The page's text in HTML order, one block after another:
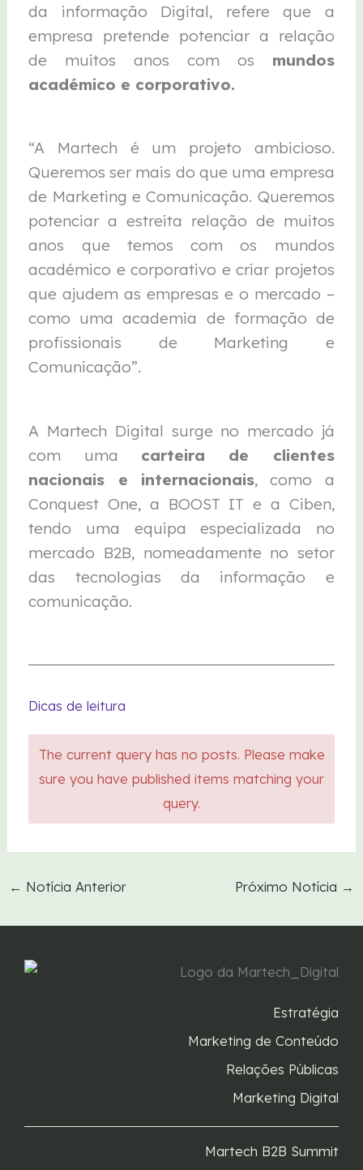
da informação Digital, refere que a
empresa pretende potenciar a relação
de muitos anos com os mundos
académico e corporativo.
“A Martech é um projeto ambicioso.
Queremos ser mais do que uma empresa
de Marketing e Comunicação. Queremos
potenciar a estreita relação de muitos
anos que temos com os mundos
académico e corporativo e criar projetos
que ajudem as empresas e o mercado –
como uma academia de formação de
profissionais de Marketing e
Comunicação”.
A Martech Digital surge no mercado já
com uma carteira de clientes
nacionais e internacionais, como a
Conquest One, a BOOST IT e a Ciben,
tendo uma equipa especializada no
mercado B2B, nomeadamente no setor
das tecnologias da informação e
comunicação.
Dicas de leitura
The current query has no posts. Please make
sure you have published items matching your
query.
← Notícia Anterior Próximo Notícia →
Estratégia
Marketing de Conteúdo
Relações Públicas
Marketing Digital
Martech B2B Summit